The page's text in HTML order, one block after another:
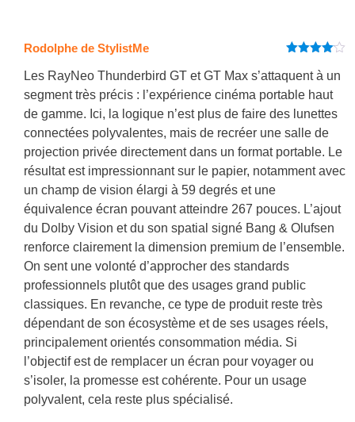
sur 5
Rodolphe de StylistMe
Les RayNeo Thunderbird GT et GT Max s’attaquent à un
segment très précis : l’expérience cinéma portable haut
de gamme. Ici, la logique n’est plus de faire des lunettes
connectées polyvalentes, mais de recréer une salle de
projection privée directement dans un format portable. Le
résultat est impressionnant sur le papier, notamment avec
un champ de vision élargi à 59 degrés et une
équivalence écran pouvant atteindre 267 pouces. L’ajout
du Dolby Vision et du son spatial signé Bang & Olufsen
renforce clairement la dimension premium de l’ensemble.
On sent une volonté d’approcher des standards
professionnels plutôt que des usages grand public
classiques. En revanche, ce type de produit reste très
dépendant de son écosystème et de ses usages réels,
principalement orientés consommation média. Si
l’objectif est de remplacer un écran pour voyager ou
s’isoler, la promesse est cohérente. Pour un usage
polyvalent, cela reste plus spécialisé.